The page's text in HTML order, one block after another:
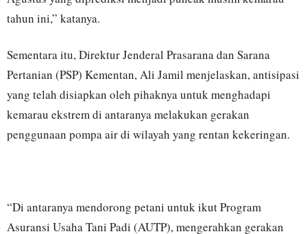
tahun ini,” katanya.
Sementara itu, Direktur Jenderal Prasarana dan Sarana
Pertanian (PSP) Kementan, Ali Jamil menjelaskan, antisipasi
yang telah disiapkan oleh pihaknya untuk menghadapi
kemarau ekstrem di antaranya melakukan gerakan
penggunaan pompa air di wilayah yang rentan kekeringan.
“Di antaranya mendorong petani untuk ikut Program
Asuransi Usaha Tani Padi (AUTP), mengerahkan gerakan